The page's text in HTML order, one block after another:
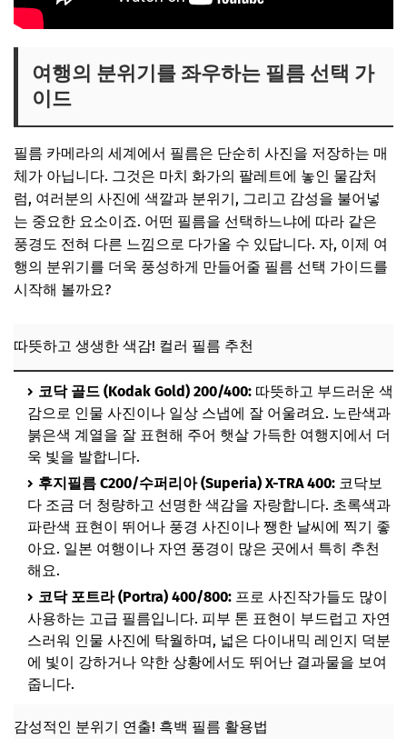
여행의 분위기를 좌우하는 필름 선택 가
이드
필름 카메라의 세계에서 필름은 단순히 사진을 저장하는 매
체가 아닙니다. 그것은 마치 화가의 팔레트에 놓인 물감처
럼, 여러분의 사진에 색깔과 분위기, 그리고 감성을 불어넣
는 중요한 요소이죠. 어떤 필름을 선택하느냐에 따라 같은
풍경도 전혀 다른 느낌으로 다가올 수 있답니다. 자, 이제 여
행의 분위기를 더욱 풍성하게 만들어줄 필름 선택 가이드를
시작해 볼까요?
따뜻하고 생생한 색감! 컬러 필름 추천
코닥 골드 (Kodak Gold) 200/400: 따뜻하고 부드러운 색
감으로 인물 사진이나 일상 스냅에 잘 어울려요. 노란색과
붉은색 계열을 잘 표현해 주어 햇살 가득한 여행지에서 더
욱 빛을 발합니다.
후지필름 C200/수퍼리아 (Superia) X-TRA 400: 코닥보
다 조금 더 청량하고 선명한 색감을 자랑합니다. 초록색과
파란색 표현이 뛰어나 풍경 사진이나 쨍한 날씨에 찍기 좋
아요. 일본 여행이나 자연 풍경이 많은 곳에서 특히 추천
해요.
코닥 포트라 (Portra) 400/800: 프로 사진작가들도 많이
사용하는 고급 필름입니다. 피부 톤 표현이 부드럽고 자연
스러워 인물 사진에 탁월하며, 넓은 다이내믹 레인지 덕분
에 빛이 강하거나 약한 상황에서도 뛰어난 결과물을 보여
줍니다.
감성적인 분위기 연출! 흑백 필름 활용법